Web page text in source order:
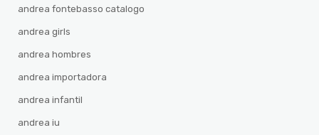
andrea fontebasso catalogo
andrea girls
andrea hombres
andrea importadora
andrea infantil
andrea iu